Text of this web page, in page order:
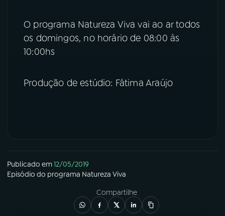
08FESTIVAL DE MÚSICA
ACOMPANHE A RÁDIO NACIONAL
O programa Natureza Viva vai ao ar todos
os domingos, no horário de 08:00 às
10:00hs
Produção de estúdio: Fátima Araújo
Publicado em12/05/2019
Episódio do programa Natureza Viva
Compartilhe